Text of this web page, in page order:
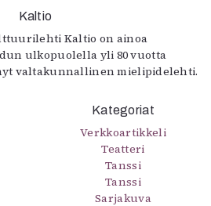
Kaltio
Kaltio on ainoa
ulkopuolella yli 80 vuotta
valtakunnallinen mielipidelehti.
Kategoriat
Verkkoartikkeli
Teatteri
Tanssi
Tanssi
Sarjakuva